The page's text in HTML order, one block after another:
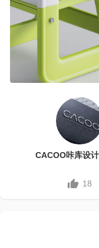
CACOO咔库设
18